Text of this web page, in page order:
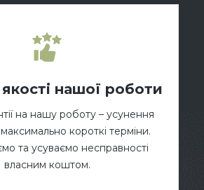
якості нашої роботи
на нашу роботу – усунення
короткі терміни.
та усуваємо несправності
власним коштом.